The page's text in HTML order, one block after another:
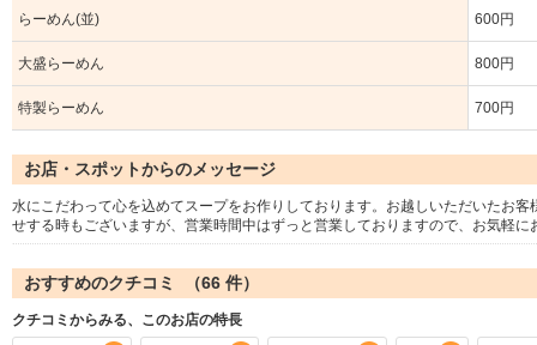
らーめん(並) 600円
大盛らーめん 800円
特製らーめん 700円
お店・スポットからのメッセージ
水にこだわって心を込めてスープをお作りしております。お越しいただいたお
せする時もございますが、営業時間中はずっと営業しておりますので、お気軽に
おすすめのクチコミ （66 件）
クチコミからみる、このお店の特長